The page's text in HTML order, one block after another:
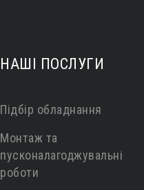
НАШІ ПОСЛУГИ
Підбір обладнання
Монтаж та
пусконалагоджувальні
роботи